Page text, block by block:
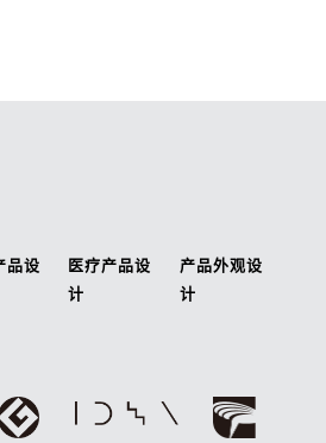
品设
医疗产品设
计
产品外观设
计